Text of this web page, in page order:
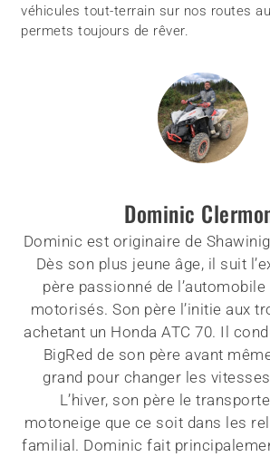
véhicules tout-terrain sur nos routes
permets toujours de rêver.
Dominic
Dominic est originaire de
Dès son plus jeune âge, il suit
père passionné de
motorisés. Son père l’initie aux
achetant un Honda ATC 70. Il
BigRed de son père avant
grand pour changer les
L’hiver, son père le
motoneige que ce soit dans les
familial. Dominic fait